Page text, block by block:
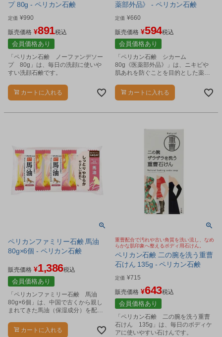
プ 80g - ペリカン石鹸
定価 ¥990
販売価格 ¥891税込
会員価格あり
「ペリカン石鹸 ノーファンデソー
プ 80g」は、毎日の洗顔に使いや
すい洗顔石鹸です。
カートに入れる
薬部外品》 - ペリカン石鹸
定価 ¥660
販売価格 ¥594税込
会員価格あり
「ペリカン石鹸 シカーム
80g《医薬部外品》」は、ニキビや
肌あれを防ぐことを目的とした薬用
カートに入れる
ペリカンファミリー石鹸 馬油
80g×6個 - ペリカン石鹸
販売価格 ¥1,386税込
会員価格あり
「ペリカンファミリー石鹸 馬油
80g×6個」は、中国で古くから親し
まれてきた馬油（保湿成分）を配合
カートに入れる
重曹配合で汚れや古い角質を洗い流し、なめ
らかな肌印象へ整えるボディ用石けん。
ペリカン石鹸 二の腕を洗う重曹
石けん 135g - ペリカン石鹸
定価 ¥715
販売価格 ¥643税込
会員価格あり
「ペリカン石鹸 二の腕を洗う重曹
石けん 135g」は、毎日のボディケ
アに使いやすい石けんです。